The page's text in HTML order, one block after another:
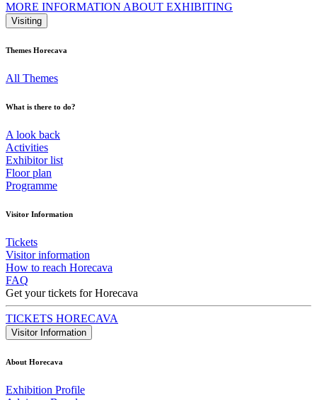
MORE INFORMATION ABOUT EXHIBITING
Visiting
Themes Horecava
All Themes
What is there to do?
A look back
Activities
Exhibitor list
Floor plan
Programme
Visitor Information
Tickets
Visitor information
How to reach Horecava
FAQ
Get your tickets for Horecava
TICKETS HORECAVA
Visitor Information
About Horecava
Exhibition Profile